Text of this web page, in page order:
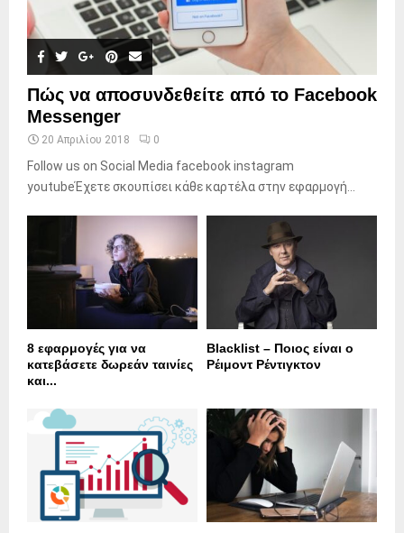
Πώς να αποσυνδεθείτε από το Facebook
Messenger
20 Απριλίου 2018 0
Follow us on Social Media facebook instagram
youtubeΈχετε σκουπίσει κάθε καρτέλα στην εφαρμογή...
8 εφαρμογές για να
κατεβάσετε δωρεάν ταινίες
και...
Blacklist – Ποιος είναι ο
Ρέιμοντ Ρέντιγκτον